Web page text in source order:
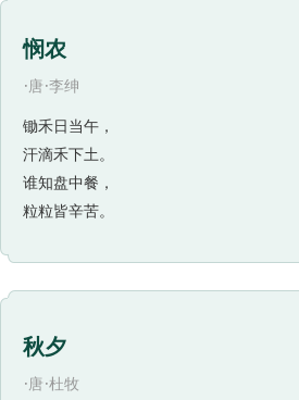
实的感受。这句诗不仅反映了诗人
上游的特征，进一步突出一个“春”
春天的气息和生命的活力。王士祯
则肥，亦如梅圣俞之‘春洲生荻芽
群游水上，食柳絮而肥，南人多与
了、听到了、感受到了从画面上所
的深邃体会和精微的细腻观察给人
悯农
·唐·李绅
锄禾日当午，
汗滴禾下土。
谁知盘中餐，
粒粒皆辛苦。
秋夕
·唐·杜牧